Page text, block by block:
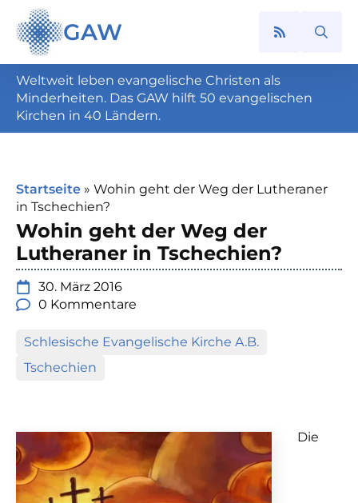
GAW
Search
Weltweit leben evangelische Christen als
Minderheiten. Das GAW hilft 50 evangelischen
Kirchen in 40 Ländern.
Startseite » Wohin geht der Weg der Lutheraner
in Tschechien?
Wohin geht der Weg der
Lutheraner in Tschechien?
30. März 2016
0 Kommentare
Schlesische Evangelische Kirche A.B.
Tschechien
Die